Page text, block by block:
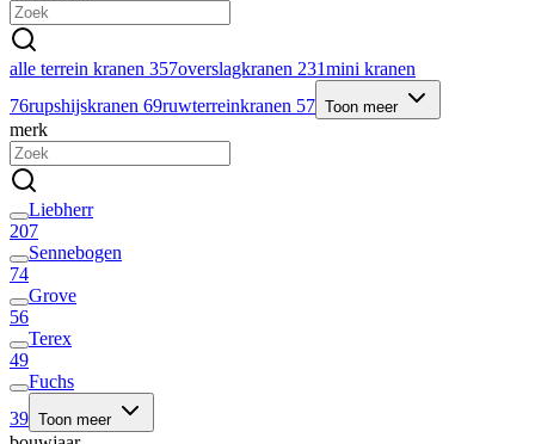
alle terrein kranen 357overslagkranen 231mini kranen
76rupshijskranen 69ruwterreinkranen 57 Toon meer
merk
Liebherr
207
Sennebogen
74
Grove
56
Terex
49
Fuchs
39 Toon meer